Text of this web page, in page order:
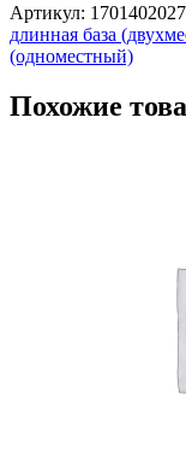
Артикул:
длинная база
(одноместный)
Похожие